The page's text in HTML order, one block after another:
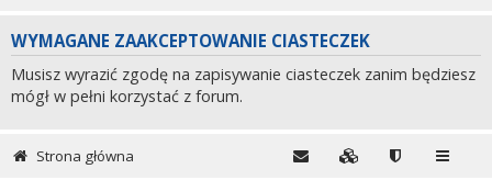
WYMAGANE ZAAKCEPTOWANIE CIASTECZEK
Musisz wyrazić zgodę na zapisywanie ciasteczek zanim będziesz
mógł w pełni korzystać z forum.
Strona główna